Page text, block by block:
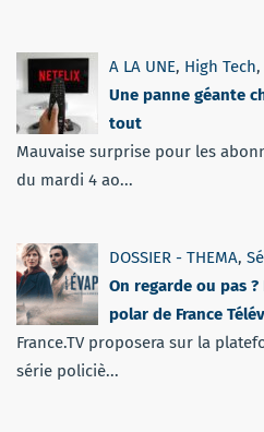
A LA UNE, High Tech,
Une panne géante
tout
Mauvaise surprise pour les
du mardi 4 ao...
DOSSIER - THEMA,
On regarde ou pas
polar de France
France.TV proposera sur la
série policiè...